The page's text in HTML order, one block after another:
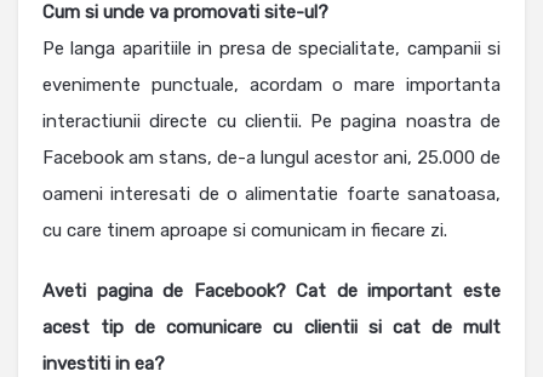
Cum si unde va promovati site-ul?
Pe langa aparitiile in presa de specialitate, campanii si
evenimente punctuale, acordam o mare importanta
interactiunii directe cu clientii. Pe pagina noastra de
Facebook am stans, de-a lungul acestor ani, 25.000 de
oameni interesati de o alimentatie foarte sanatoasa,
cu care tinem aproape si comunicam in fiecare zi.
Aveti pagina de Facebook? Cat de important este
acest tip de comunicare cu clientii si cat de mult
investiti in ea?